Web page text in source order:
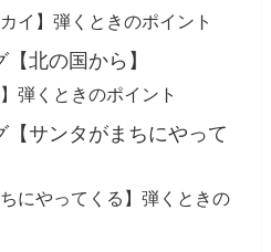
カイ】弾くときのポイント
北の国から】
弾くときのポイント
【サンタがまちにやって
ちにやってくる】弾くときの